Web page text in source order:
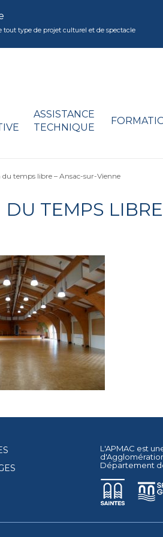
type de projet culturel et de spectacle
ASSISTANCE
TECHNIQUE
du temps libre – Ansac-sur-Vienne
TEMPS
L'APMAC est
Département